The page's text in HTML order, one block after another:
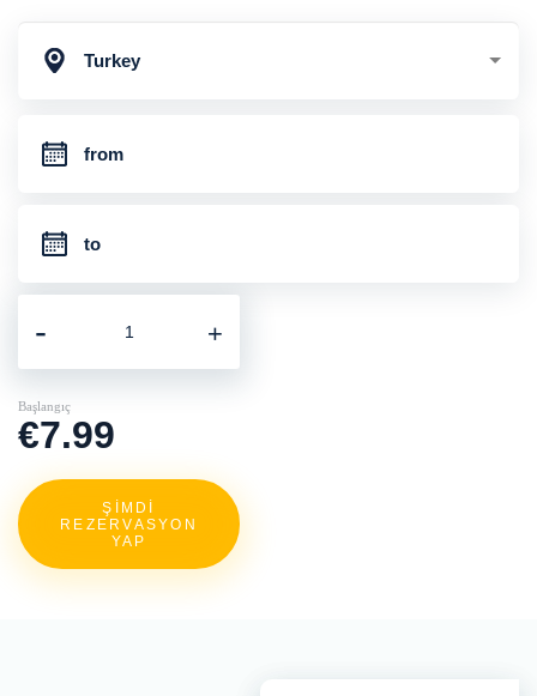
Turkey
+
-
Başlangıç
€7.99
ŞİMDİ
REZERVASYON
YAP